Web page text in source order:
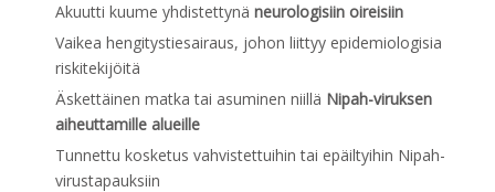
Akuutti kuume yhdistettynä neurologisiin oireisiin
Vaikea hengitystiesairaus, johon liittyy epidemiologisia
riskitekijöitä
Äskettäinen matka tai asuminen niillä Nipah-viruksen
aiheuttamille alueille
Tunnettu kosketus vahvistettuihin tai epäiltyihin Nipah-
virustapauksiin